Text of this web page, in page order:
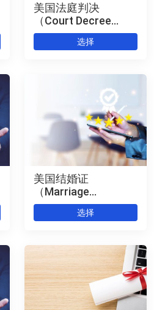
美国法庭判决
（Court Decree
Authentication） 公
证+海牙认证
选择
美国结婚证
（Marriage
Certificate
Authentication ）公
选择